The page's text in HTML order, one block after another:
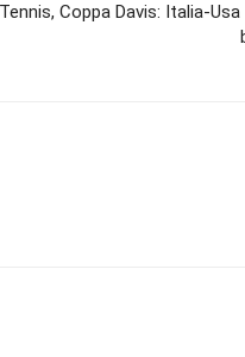
Tennis, Coppa Davis: Italia-